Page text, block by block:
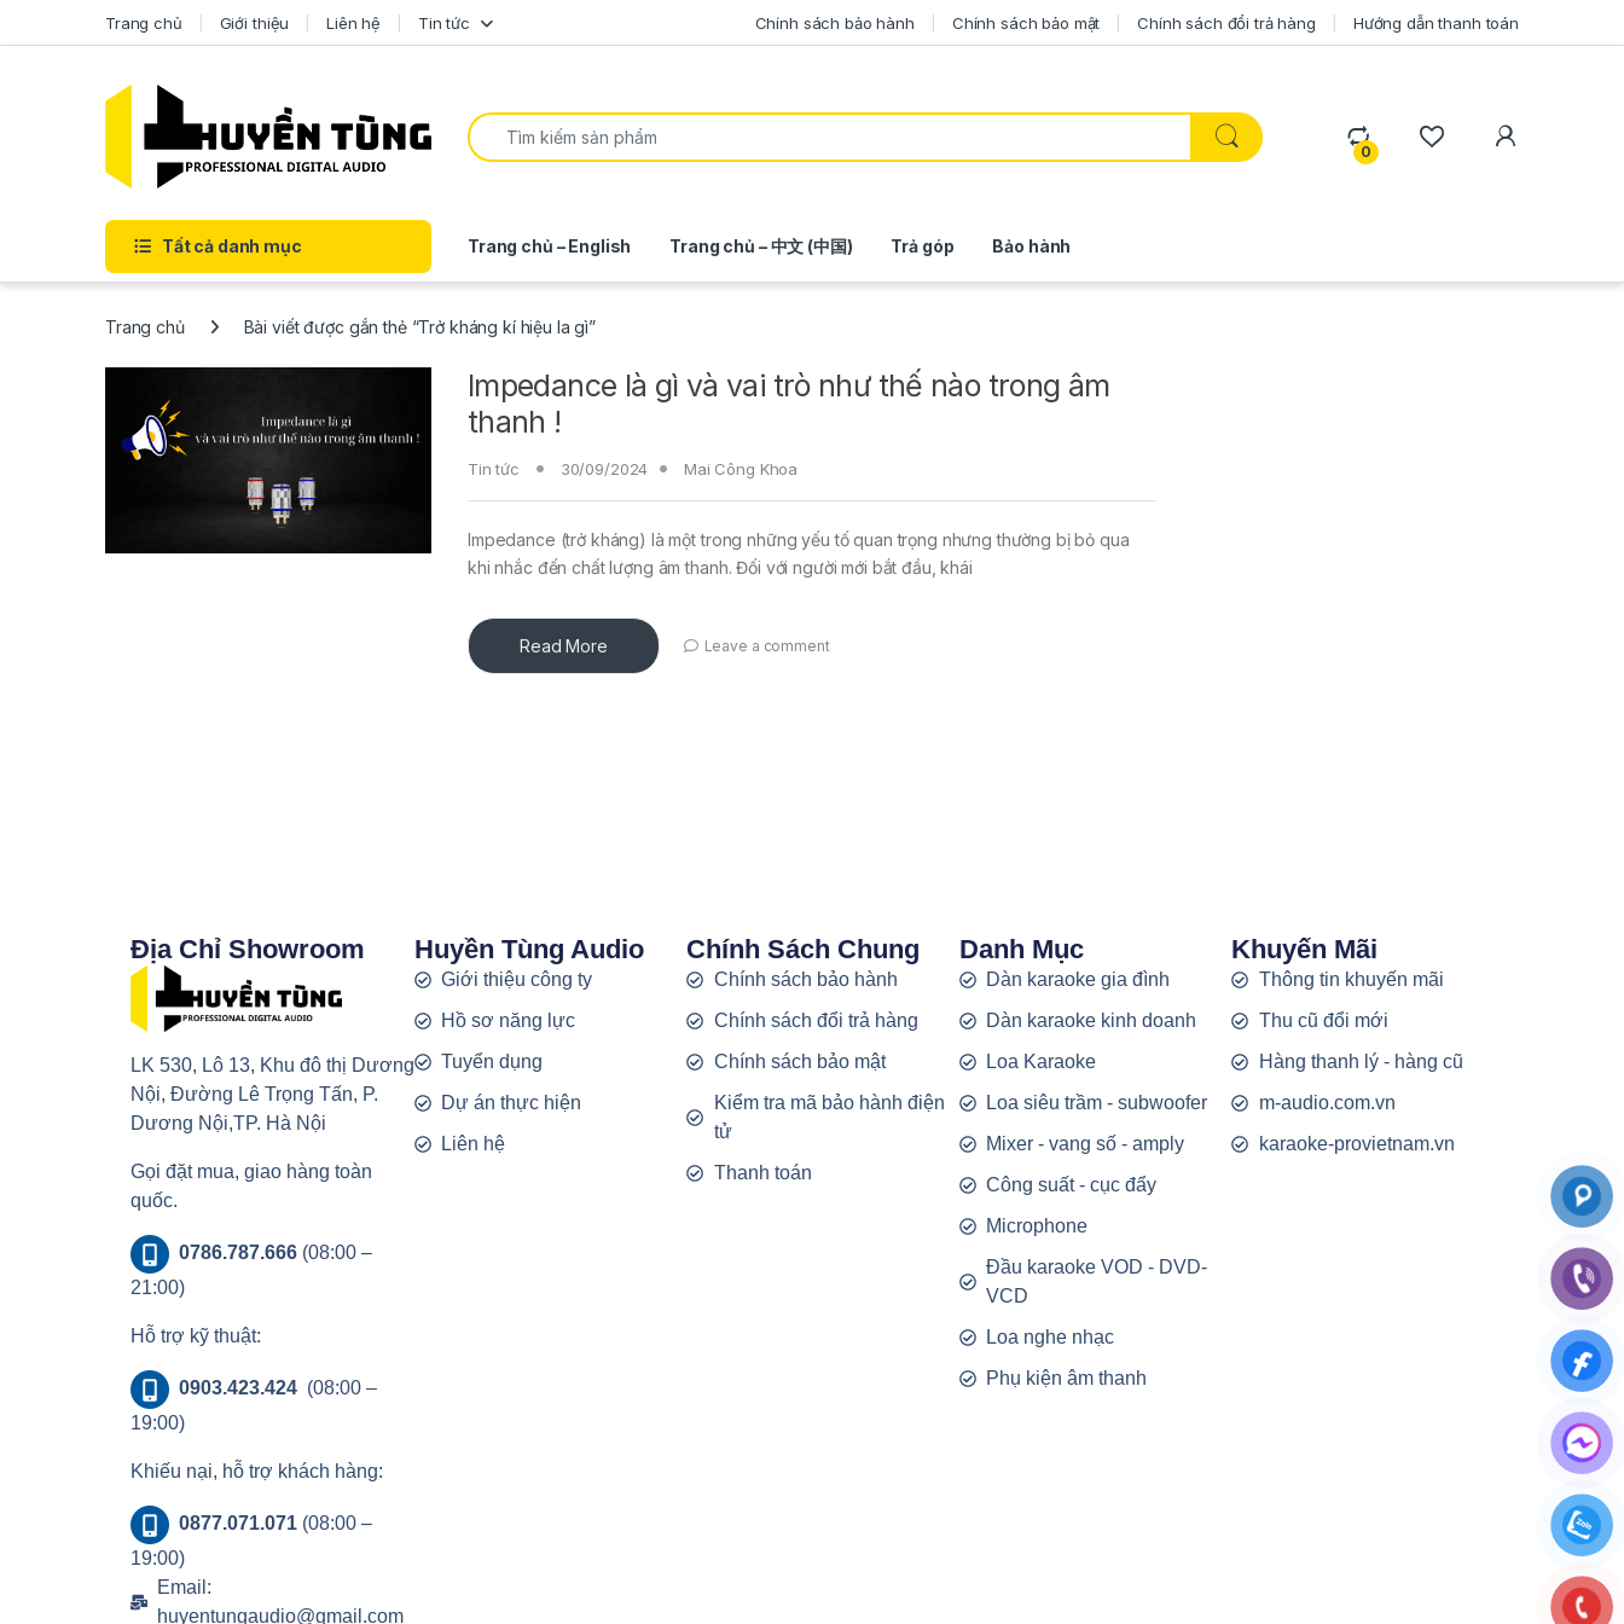
Trang chủ Giới thiệu Liên hệ Tin tức Chính sách bảo hành Chính sách bảo mật Chính sách đổi trả hàng Hướng dẫn thanh toán
0
Tất cả danh mục Trang chủ – English Trang chủ – 中文 (中国) Trả góp Bảo hành
Trang chủ Bài viết được gắn thẻ “Trở kháng kí hiệu la gì”
Impedance là gì và vai trò như thế nào trong âm
thanh !
Tin tức 30/09/2024 Mai Công Khoa
Impedance (trở kháng) là một trong những yếu tố quan trọng nhưng thường bị bỏ qua
khi nhắc đến chất lượng âm thanh. Đối với người mới bắt đầu, khái
Read More Leave a comment
Địa Chỉ Showroom
LK 530, Lô 13, Khu đô thị Dương
Nội, Đường Lê Trọng Tấn, P.
Dương Nội,TP. Hà Nội
Gọi đặt mua, giao hàng toàn
quốc.
0786.787.666(08:00 –
21:00)
Hỗ trợ kỹ thuật:
0903.423.424 (08:00 –
19:00)
Khiếu nại, hỗ trợ khách hàng:
0877.071.071(08:00 –
19:00)
Email:
huyentungaudio@gmail.com
Huyền Tùng Audio
Giới thiệu công ty
Hồ sơ năng lực
Tuyển dụng
Dự án thực hiện
Liên hệ
Chính Sách Chung
Chính sách bảo hành
Chính sách đổi trả hàng
Chính sách bảo mật
Kiểm tra mã bảo hành điện
tử
Thanh toán
Danh Mục
Dàn karaoke gia đình
Dàn karaoke kinh doanh
Loa Karaoke
Loa siêu trầm - subwoofer
Mixer - vang số - amply
Công suất - cục đẩy
Microphone
Đầu karaoke VOD - DVD-
VCD
Loa nghe nhạc
Phụ kiện âm thanh
Khuyến Mãi
Thông tin khuyến mãi
Thu cũ đổi mới
Hàng thanh lý - hàng cũ
m-audio.com.vn
karaoke-provietnam.vn